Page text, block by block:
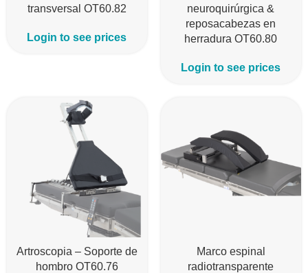
transversal OT60.82
Login to see prices
neuroquirúrgica &
reposacabezas en
herradura OT60.80
Login to see prices
Artroscopia – Soporte de
hombro OT60.76
Marco espinal
radiotransparente